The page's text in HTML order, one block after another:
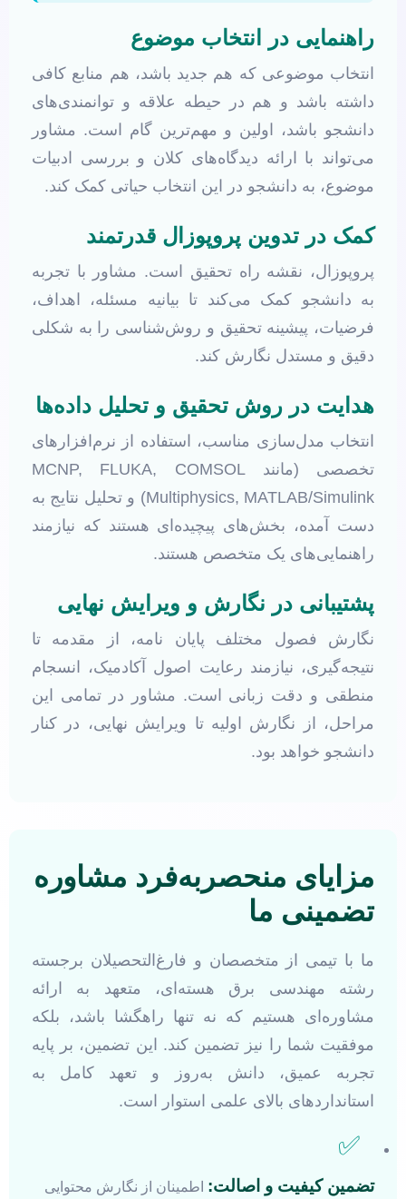
راهنمایی در انتخاب موضوع
انتخاب موضوعی که هم جدید باشد، هم منابع کافی
داشته باشد و هم در حیطه علاقه و توانمندی‌های
دانشجو باشد، اولین و مهم‌ترین گام است. مشاور
می‌تواند با ارائه دیدگاه‌های کلان و بررسی ادبیات
موضوع، به دانشجو در این انتخاب حیاتی کمک کند.
کمک در تدوین پروپوزال قدرتمند
پروپوزال، نقشه راه تحقیق است. مشاور با تجربه
به دانشجو کمک می‌کند تا بیانیه مسئله، اهداف،
فرضیات، پیشینه تحقیق و روش‌شناسی را به شکلی
دقیق و مستدل نگارش کند.
هدایت در روش تحقیق و تحلیل داده‌ها
انتخاب مدل‌سازی مناسب، استفاده از نرم‌افزارهای
تخصصی (مانند MCNP, FLUKA, COMSOL
Multiphysics, MATLAB/Simulink) و تحلیل نتایج به
دست آمده، بخش‌های پیچیده‌ای هستند که نیازمند
راهنمایی‌های یک متخصص هستند.
پشتیبانی در نگارش و ویرایش نهایی
نگارش فصول مختلف پایان نامه، از مقدمه تا
نتیجه‌گیری، نیازمند رعایت اصول آکادمیک، انسجام
منطقی و دقت زبانی است. مشاور در تمامی این
مراحل، از نگارش اولیه تا ویرایش نهایی، در کنار
دانشجو خواهد بود.
مزایای منحصربه‌فرد مشاوره
تضمینی ما
ما با تیمی از متخصصان و فارغ‌التحصیلان برجسته
رشته مهندسی برق هسته‌ای، متعهد به ارائه
مشاوره‌ای هستیم که نه تنها راهگشا باشد، بلکه
موفقیت شما را نیز تضمین کند. این تضمین، بر پایه
تجربه عمیق، دانش به‌روز و تعهد کامل به
استانداردهای بالای علمی استوار است.
✅
تضمین کیفیت و اصالت: اطمینان از نگارش محتوایی